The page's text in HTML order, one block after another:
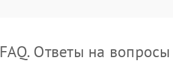
FAQ. Ответы на вопросы